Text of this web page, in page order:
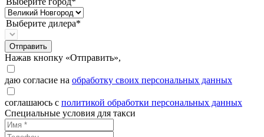
Выберите дилера*
Отправить
Нажав кнопку «Отправить»,
даю согласие на обработку своих персональных данных
соглашаюсь с политикой обработки персональных данных
Специальные условия для такси